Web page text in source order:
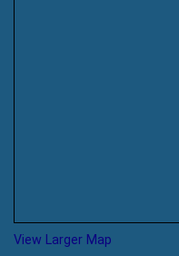
View Larger Map